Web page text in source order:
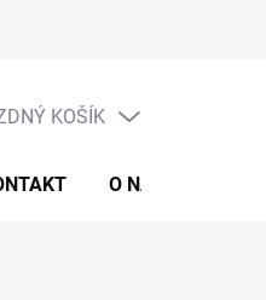
NÁKUPNÍ
KOŠÍK
O NÁS